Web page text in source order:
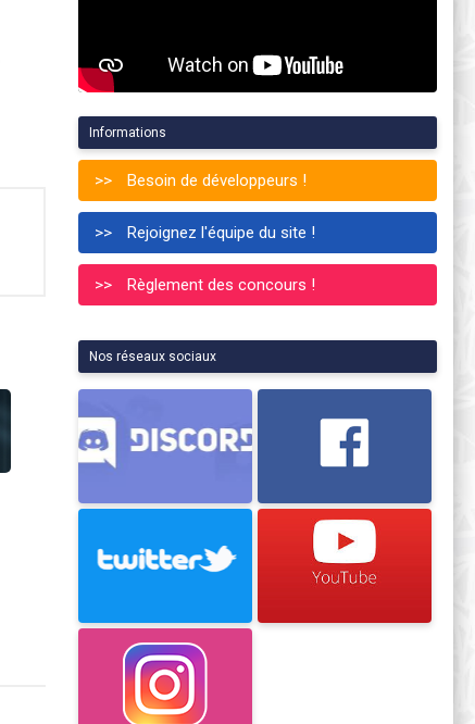
Informations
Besoin de développeurs !
Rejoignez l'équipe du site !
Règlement des concours !
Nos réseaux sociaux